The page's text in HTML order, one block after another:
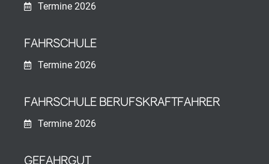
Termine 2026
FAHRSCHULE
Termine 2026
FAHRSCHULE BERUFSKRAFTFAHRER
Termine 2026
GEFAHRGUT